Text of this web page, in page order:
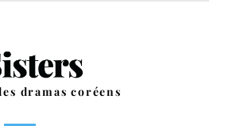
dramas coréens